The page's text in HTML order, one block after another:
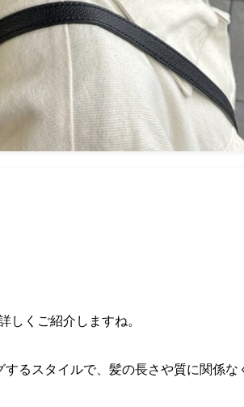
しくご紹介しますね。
るスタイルで、髪の長さや質に関係